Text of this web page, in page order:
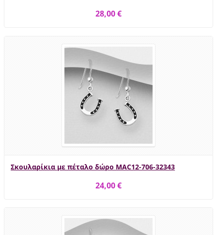
28,00 €
Σκουλαρίκια με πέταλο δώρο MAC12-706-32343
24,00 €